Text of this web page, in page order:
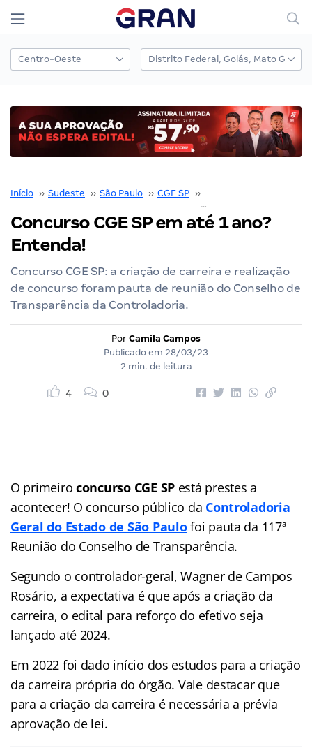
Início ›› Sudeste ›› São Paulo ›› CGE SP ››
Concurso CGE SP em até 1 ano?
Entenda!
Concurso CGE SP: a criação de carreira e realização
de concurso foram pauta de reunião do Conselho de
Transparência da Controladoria.
Por Camila Campos
Publicado em 28/03/23
2 min. de leitura
4 0
O primeiroconcurso CGE SPestá prestes a
acontecer! O concurso público da Controladoria
Geral do Estado de São Paulofoi pauta da 117ª
Reunião do Conselho de Transparência.
Segundo o controlador-geral, Wagner de Campos
Rosário, a expectativa é que após a criação da
carreira, o edital para reforço do efetivo seja
lançado até 2024.
Em 2022 foi dado início dos estudos para a criação
da carreira própria do órgão. Vale destacar que
para a criação da carreira é necessária a prévia
aprovação de lei.